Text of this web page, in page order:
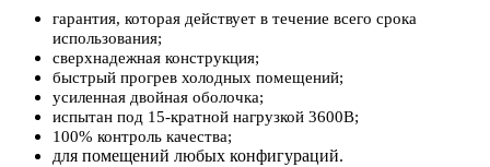
гарантия, которая действует в течение всего срока
использования;
сверхнадежная конструкция;
быстрый прогрев холодных помещений;
усиленная двойная оболочка;
испытан под 15-кратной нагрузкой 3600В;
100% контроль качества;
для помещений любых конфигураций.